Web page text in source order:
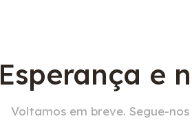
Esperança e
Voltamos em breve. Segue-